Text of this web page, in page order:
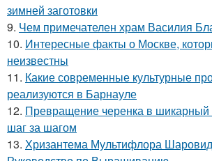
зимней заготовки
9. Чем примечателен храм Василия
10. Интересные факты о Москве,
неизвестны
11. Какие современные культурные
реализуются в Барнауле
12. Превращение черенка в шикарный
шаг за шагом
13. Хризантема Мультифлора